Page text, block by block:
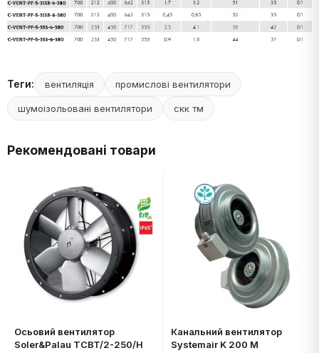
Теги: вентиляція промислові вентилятори
шумоізольовані вентилятори скк тм
Рекомендовані товари
Осьовий вентилятор
Soler&Palau TCBT/2-250/H
Канальний вентилятор
Systemair K 200 M